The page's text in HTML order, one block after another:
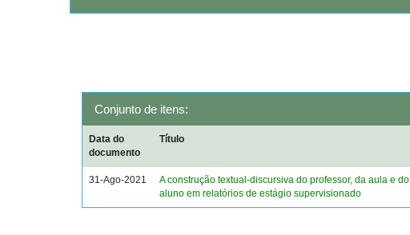
Conjunto de itens:
Data do
documento
Título
31-Ago-2021
A construção textual-discursiva do professor, da aula e do
aluno em relatórios de estágio supervisionado